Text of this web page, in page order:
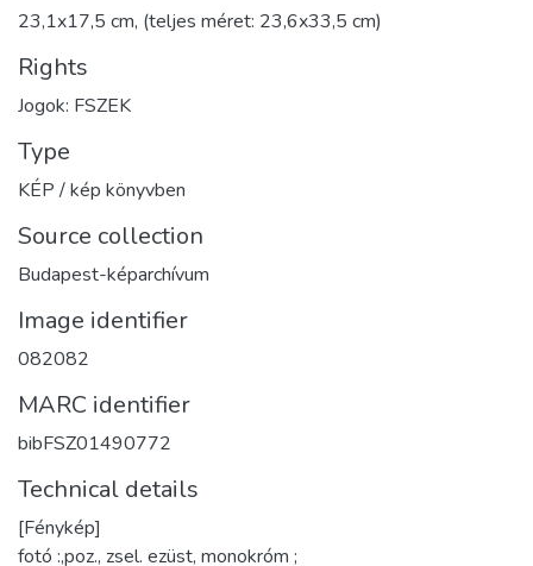
23,1x17,5 cm, (teljes méret: 23,6x33,5 cm)
Rights
Jogok: FSZEK
Type
KÉP / kép könyvben
Source collection
Budapest-képarchívum
Image identifier
082082
MARC identifier
bibFSZ01490772
Technical details
[Fénykép]
fotó :,poz., zsel. ezüst, monokróm ;